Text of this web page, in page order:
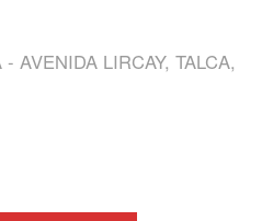
AVENIDA LIRCAY, TALCA,